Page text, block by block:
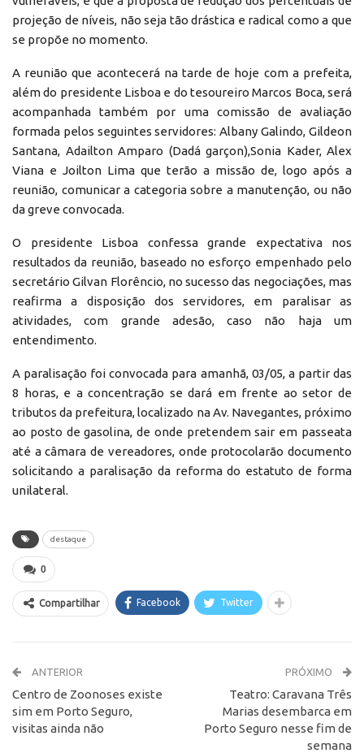
projeção de níveis, não seja tão drástica e radical como a que
se propõe no momento.
A reunião que acontecerá na tarde de hoje com a prefeita,
além do presidente Lisboa e do tesoureiro Marcos Boca, será
acompanhada também por uma comissão de avaliação
formada pelos seguintes servidores: Albany Galindo, Gildeon
Santana, Adailton Amparo (Dadá garçon),Sonia Kader, Alex
Viana e Joilton Lima que terão a missão de, logo após a
reunião, comunicar a categoria sobre a manutenção, ou não
da greve convocada.
O presidente Lisboa confessa grande expectativa nos
resultados da reunião, baseado no esforço empenhado pelo
secretário Gilvan Florêncio, no sucesso das negociações, mas
reafirma a disposição dos servidores, em paralisar as
atividades, com grande adesão, caso não haja um
entendimento.
A paralisação foi convocada para amanhã, 03/05, a partir das
8 horas, e a concentração se dará em frente ao setor de
tributos da prefeitura, localizado na Av. Navegantes, próximo
ao posto de gasolina, de onde pretendem sair em passeata
até a câmara de vereadores, onde protocolarão documento
solicitando a paralisação da reforma do estatuto de forma
unilateral.
destaque
0
Compartilhar Facebook Twitter
ANTERIOR
Centro de Zoonoses existe
sim em Porto Seguro,
visitas ainda não
PRÓXIMO
Teatro: Caravana Três
Marias desembarca em
Porto Seguro nesse fim de
semana